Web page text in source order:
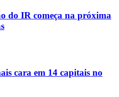
do IR começa na próxima
cara em 14 capitais no